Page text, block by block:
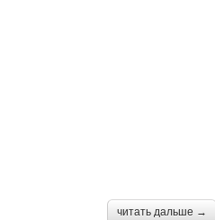
читать дальше →